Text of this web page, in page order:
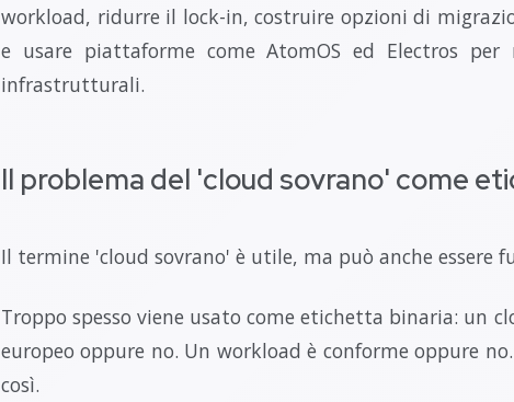
workload, ridurre il lock-in, costruire opzioni di
e usare piattaforme come AtomOS ed Electros
infrastrutturali.
Il problema del 'cloud sovrano' come
Il termine 'cloud sovrano' è utile, ma può anche essere
Troppo spesso viene usato come etichetta binaria: un
europeo oppure no. Un workload è conforme oppure
così.